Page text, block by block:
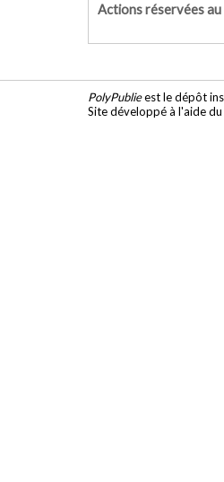
Actions réservées
PolyPublieest le dépôt
Site développé à l'aide